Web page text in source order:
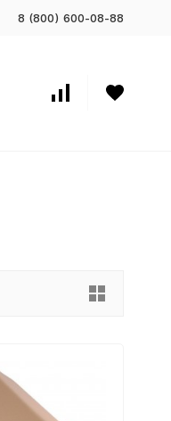
8 (800) 600-08-88